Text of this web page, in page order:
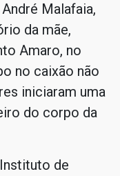
Malafaia,
da mãe,
Amaro, no
no caixão não
iniciaram uma
do corpo da
de